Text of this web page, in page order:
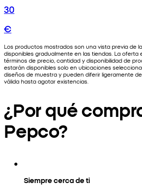
30
€
Los productos mostrados son una vista previa de
disponibles gradualmente en las tiendas. La oferta
términos de precio, cantidad y disponibilidad de
estarán disponibles solo en ubicaciones
diseños de muestra y pueden diferir ligeramente
válida hasta agotar existencias.
¿Por qué
Pepco?
Siempre cerca de ti